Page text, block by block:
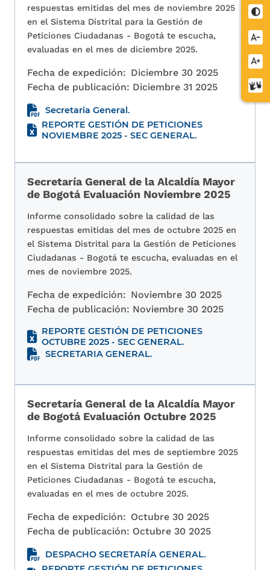
letra
letra
de
respuestas emitidas del mes de noviembre 2025
en el Sistema Distrital para la Gestión de
Peticiones Ciudadanas - Bogotá te escucha,
evaluadas en el mes de diciembre 2025.
Fecha de expedición: Diciembre 30 2025
Fecha de publicación: Diciembre 31 2025
Secretaria General.
REPORTE GESTIÓN DE PETICIONES
NOVIEMBRE 2025 - SEC GENERAL.
Secretaría General de la Alcaldía Mayor
de Bogotá Evaluación Noviembre 2025
Informe consolidado sobre la calidad de las
respuestas emitidas del mes de octubre 2025 en
el Sistema Distrital para la Gestión de Peticiones
Ciudadanas - Bogotá te escucha, evaluadas en el
mes de noviembre 2025.
Fecha de expedición: Noviembre 30 2025
Fecha de publicación: Noviembre 30 2025
REPORTE GESTIÓN DE PETICIONES
OCTUBRE 2025 - SEC GENERAL.
SECRETARIA GENERAL.
Secretaría General de la Alcaldía Mayor
de Bogotá Evaluación Octubre 2025
Informe consolidado sobre la calidad de las
respuestas emitidas del mes de septiembre 2025
en el Sistema Distrital para la Gestión de
Peticiones Ciudadanas - Bogotá te escucha,
evaluadas en el mes de octubre 2025.
Fecha de expedición: Octubre 30 2025
Fecha de publicación: Octubre 30 2025
DESPACHO SECRETARÍA GENERAL.